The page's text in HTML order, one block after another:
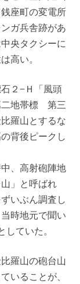
座町の変電所
ガ兵舎跡があ
央タクシーに
高い。
２−Ｈ「風頭
二地帯標 第三
羅山とするな
背後ピークし
、高射砲陣地
」と呼ばれ
いぶん調査し
時地元で聞い
ていた。
羅山の砲台山
いることが、